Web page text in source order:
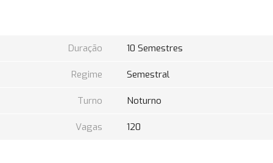
Duração 10 Semestres
Regime Semestral
Turno Noturno
Vagas 120